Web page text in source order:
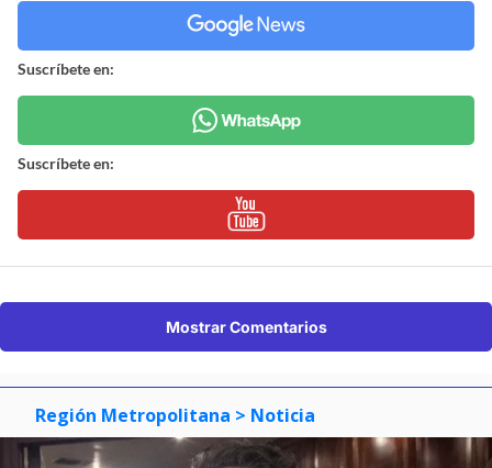
Suscríbete en:
Suscríbete en:
Mostrar Comentarios
Región Metropolitana > Noticia